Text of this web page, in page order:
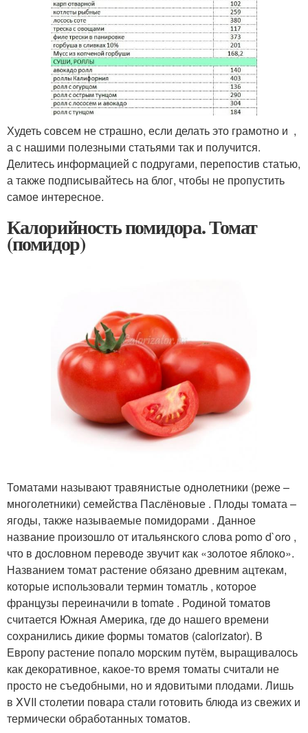
Худеть совсем не страшно, если делать это грамотно и ,
а с нашими полезными статьями так и получится.
Делитесь информацией с подругами, перепостив статью,
а также подписывайтесь на блог, чтобы не пропустить
самое интересное.
Калорийность помидора. Томат
(помидор)
Томатами называют травянистые однолетники (реже –
многолетники) семейства Паслёновые . Плоды томата –
ягоды, также называемые помидорами . Данное
название произошло от итальянского слова pomo d`oro ,
что в дословном переводе звучит как «золотое яблоко».
Названием томат растение обязано древним ацтекам,
которые использовали термин томатль , которое
французы переиначили в tomate . Родиной томатов
считается Южная Америка, где до нашего времени
сохранились дикие формы томатов (calorizator). В
Европу растение попало морским путём, выращивалось
как декоративное, какое-то время томаты считали не
просто не съедобными, но и ядовитыми плодами. Лишь
в XVII столетии повара стали готовить блюда из свежих и
термически обработанных томатов.